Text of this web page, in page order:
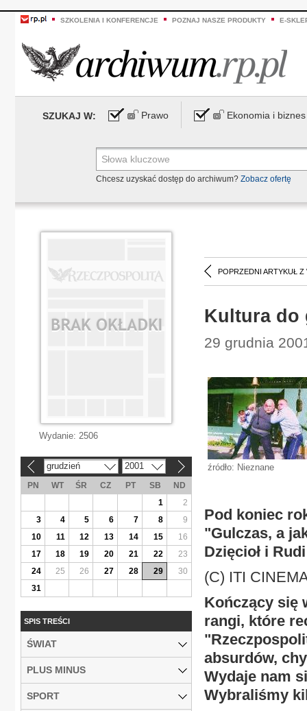
SZKOLENIA I KONFERENCJE POZNAJ NASZE PRODUKTY E-
SZUKAJ W: Prawo Ekonomia i biznes
Chcesz uzyskać dostęp do archiwum? Zobacz ofertę
POPRZEDNI ARTYKUŁ Z
Kultura do
29 grudnia
źródło: Nieznane
Pod koniec
"Gulczas, a
Dzięcioł i
(C) ITI
Kończący się
rangi, które
absurdów,
Wydaje nam
Wybraliśmy
Wydanie: 2506
grudzień 2001
PN WT ŚR CZ PT SB
ND
1
2
3
4 5 6 7 8
9
10
11 12 13 14 15
16
17
18 19 20 21 22
23
24
25 26 27 28 29
30
31
SPIS TREŚCI
ŚWIAT
PLUS MINUS
SPORT